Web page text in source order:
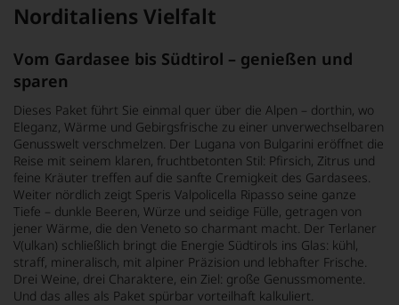
Norditaliens Vielfalt
Vom Gardasee bis Südtirol – genießen und
sparen
Dieses Paket führt Sie einmal quer über die Alpen – dorthin, wo
Eleganz, Wärme und Gebirgsfrische zu einer unverwechselbaren
Genusswelt verschmelzen. Der Lugana von Bulgarini eröffnet die
Reise mit seinem klaren, fruchtbetonten Stil: Pfirsich, Zitrus und
feine Kräuter treffen auf die sanfte Cremigkeit des Gardasees.
Weiter nördlich zeigt Speris Valpolicella Ripasso seine ganze
Tiefe – dunkle Beeren, Würze und seidige Fülle, getragen von
jener Wärme, die den Veneto so charmant macht. Der Terlaner
V(ulkan) schließlich bringt die Energie Südtirols ins Glas: kühl,
straff, mineralisch, mit alpiner Präzision und lebhafter Frische.
Drei Weine, drei Charaktere, ein Ziel: große Genussmomente.
Und das alles als Paket spürbar vorteilhaft kalkuliert.